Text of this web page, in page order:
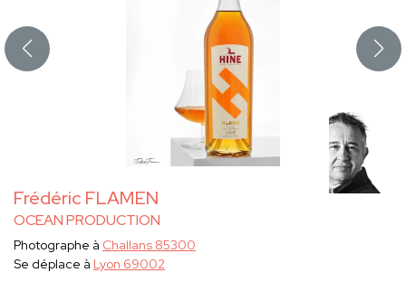
Frédéric FLAMEN
OCEAN PRODUCTION
Photographe à Challans 85300
Se déplace à Lyon 69002